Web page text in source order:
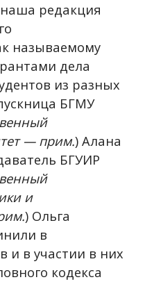
редакция
называемому
дела
из разных
БГМУ
— прим.) Алана
БГУИР
и
) Ольга
в
и в участии в них
кодекса